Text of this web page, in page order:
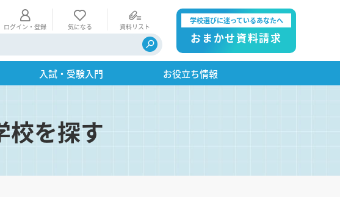
ログイン・登録 気になる 資料リスト
学校選びに迷っているあなたへ
おまかせ資料請求
入試・受験入門 お役立ち情報
校を探す